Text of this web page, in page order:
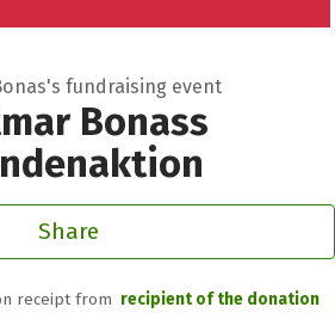
fundraising event
Bonass
Share
receipt from recipient of the donation